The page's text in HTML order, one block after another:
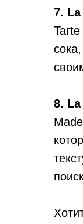
7.
8.